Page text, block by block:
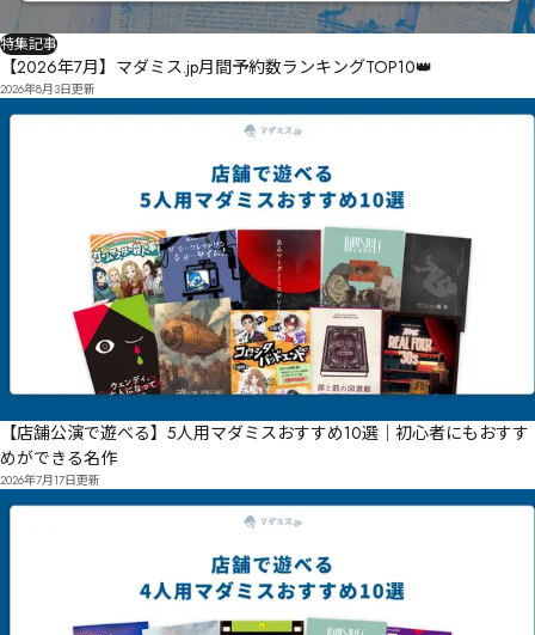
特集記事
【2026年7月】マダミス.jp月間予約数ランキングTOP10👑
2026年8月3日更新
【店舗公演で遊べる】5人用マダミスおすすめ10選｜初心者にもおすす
めができる名作
2026年7月17日更新